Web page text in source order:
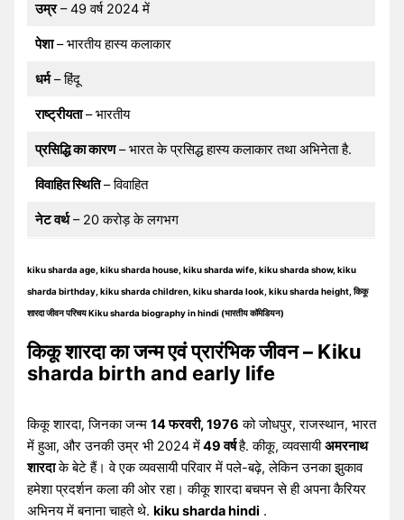
उम्र– 49 वर्ष 2024 में
पेशा– भारतीय हास्य कलाकार
धर्म– हिंदू
राष्ट्रीयता– भारतीय
प्रसिद्धि का कारण– भारत के प्रसिद्ध हास्य कलाकार तथा अभिनेता है.
विवाहित स्थिति– विवाहित
नेट वर्थ– 20 करोड़ के लगभग
kiku sharda age, kiku sharda house, kiku sharda wife, kiku sharda show, kiku
sharda birthday, kiku sharda children, kiku sharda look, kiku sharda height, किकू
शारदा जीवन परिचय Kiku sharda biography in hindi (भारतीय कॉमेडियन)
किकू शारदा का जन्म एवं प्रारंभिक जीवन – Kiku
sharda birth and early life
किकू शारदा, जिनका जन्म14 फरवरी, 1976 को जोधपुर, राजस्थान, भारत
में हुआ, और उनकी उम्र भी 2024 में49 वर्षहै. कीकू, व्यवसायीअमरनाथ
शारदाके बेटे हैं। वे एक व्यवसायी परिवार में पले-बढ़े, लेकिन उनका झुकाव
हमेशा प्रदर्शन कला की ओर रहा। कीकू शारदा बचपन से ही अपना कैरियर
अभिनय में बनाना चाहते थे.kiku sharda hindi .